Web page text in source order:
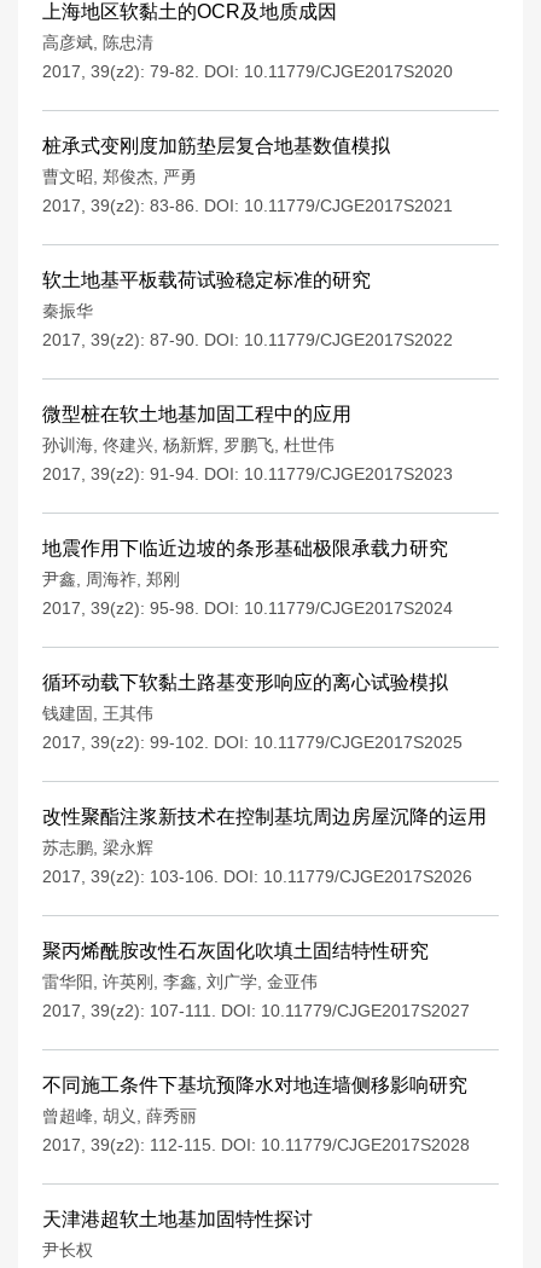
上海地区软黏土的OCR及地质成因
高彦斌
陈忠清
2017, 39(z2): 79-82.
DOI: 10.11779/CJGE2017S2020
桩承式变刚度加筋垫层复合地基数值模拟
曹文昭 郑俊杰 严勇
2017, 39(z2): 83-86.
DOI: 10.11779/CJGE2017S2021
软土地基平板载荷试验稳定标准的研究
秦振华
2017, 39(z2): 87-90. DOI: 10.11779/CJGE2017S2022
微型桩在软土地基加固工程中的应用
孙训海 佟建兴 杨新辉 罗鹏飞 杜世伟
2017, 39(z2): 91-94. DOI: 10.11779/CJGE2017S2023
地震作用下临近边坡的条形基础极限承载力研究
尹鑫 周海祚 郑刚
2017, 39(z2): 95-98.
DOI: 10.11779/CJGE2017S2024
循环动载下软黏土路基变形响应的离心试验模拟
钱建固
王其伟
2017, 39(z2): 99-102.
DOI: 10.11779/CJGE2017S2025
改性聚酯注浆新技术在控制基坑周边房屋沉降的运用
苏志鹏 梁永辉
2017, 39(z2): 103-106.
DOI: 10.11779/CJGE2017S2026
聚丙烯酰胺改性石灰固化吹填土固结特性研究
雷华阳 许英刚 李鑫 刘广学 金亚伟
2017, 39(z2): 107-111.
DOI: 10.11779/CJGE2017S2027
不同施工条件下基坑预降水对地连墙侧移影响研究
曾超峰 胡义
薛秀丽
2017, 39(z2): 112-115.
DOI: 10.11779/CJGE2017S2028
天津港超软土地基加固特性探讨
尹长权